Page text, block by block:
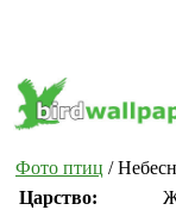
Фото птиц /
Царство: